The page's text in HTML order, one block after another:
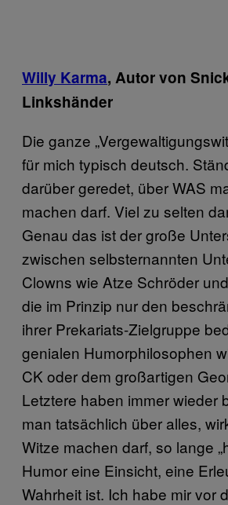
Willy Karma, Autor von
Linkshänder
Die ganze
für mich typisch deutsch.
darüber geredet, über WAS
machen darf. Viel zu selten
Genau das ist der große
zwischen selbsternannten
Clowns wie Atze Schröder
die im Prinzip nur den
ihrer Prekariats-Zielgruppe
genialen Humorphilosophen
CK oder dem großartigen
Letztere haben immer wieder
man tatsächlich über alles,
Witze machen darf, so lange
Humor eine Einsicht, eine
Wahrheit ist. Ich habe mir vor